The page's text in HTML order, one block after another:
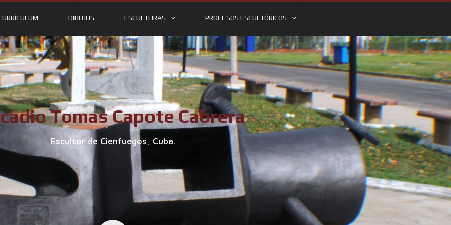
DIBUJOS ESCULTURAS PROCESOS ESCULTÓRICOS
Tomas Capote Cabrera
Escultor de Cienfuegos, Cuba.